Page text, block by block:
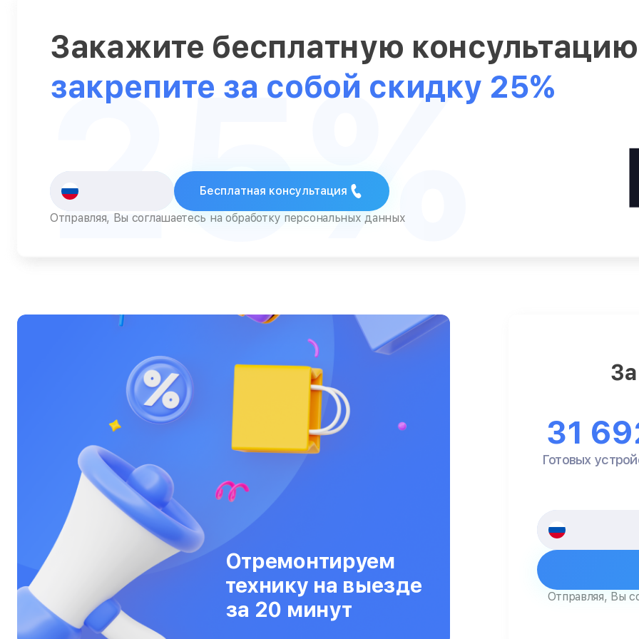
Серверы
Сканеры
Стедикамы
Стиральные машины
Телефоны
Фотоаппараты
Фотовспышки
Холодильники
Цифровые бинокли
Экшн-камеры
Электровелосипеды
Электросамокаты
Эхолоты
Закажите бесплатную
закрепите за собой скидку 25%
Бесплатная консультация
Отправляя, Вы соглашаетесь на обработку персональных данных
25%
Отремонтируем
технику на выезде
за 20 минут
31
Готовых
Отправляя, Вы